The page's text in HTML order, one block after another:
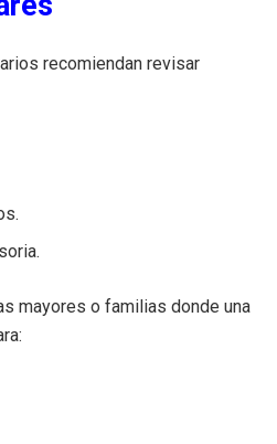
recomiendan revisar
mayores o familias donde una